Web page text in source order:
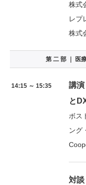
株式
レプ
株式
第 二 部 ｜ 医
14:15 ～ 15:35
講
と
ボス
ング
対